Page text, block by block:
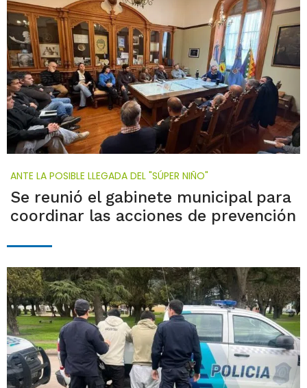
ANTE LA POSIBLE LLEGADA DEL "SÚPER NIÑO"
Se reunió el gabinete municipal para
coordinar las acciones de prevención